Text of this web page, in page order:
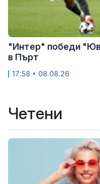
"Интер" победи
в Пърт
17:58 • 08.08.26
Четени